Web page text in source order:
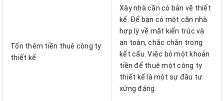
Tốn thêm tiền thuê công ty
thiết kế
Xây nhà cần có bản vẽ thiết
kế. Để bạn có một căn nhà
hợp lý về mặt kiến trúc và
an toàn, chắc chắn trong
kết cấu. Việc bỏ một khoản
tiền để thuê một công ty
thiết kế là một sự đầu tư
xứng đáng.